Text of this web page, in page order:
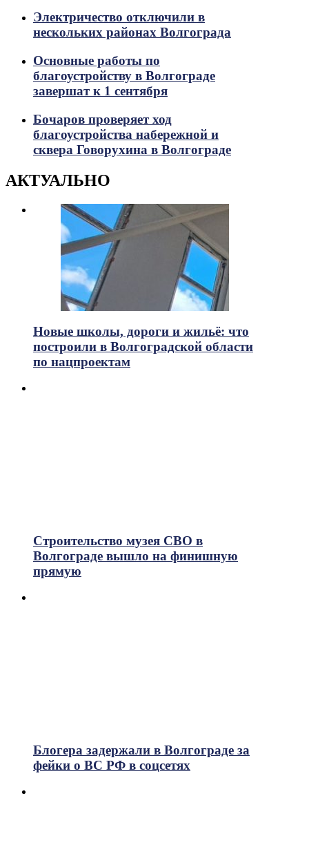
Электричество отключили в
нескольких районах Волгограда
Основные работы по
благоустройству в Волгограде
завершат к 1 сентября
Бочаров проверяет ход
благоустройства набережной и
сквера Говорухина в Волгограде
АКТУАЛЬНО
Новые школы, дороги и жильё: что
построили в Волгоградской области
по нацпроектам
Строительство музея СВО в
Волгограде вышло на финишную
прямую
Блогера задержали в Волгограде за
фейки о ВС РФ в соцсетях